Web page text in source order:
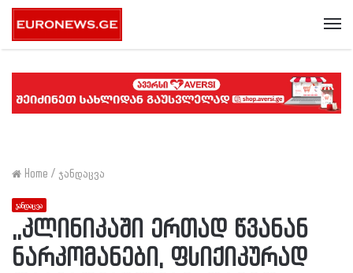
Home / ჯანდაცვა
ჯანდაცვა
,,კლინიკაში ერთად წვანან
ნარკომანები, ფსიქიკურად